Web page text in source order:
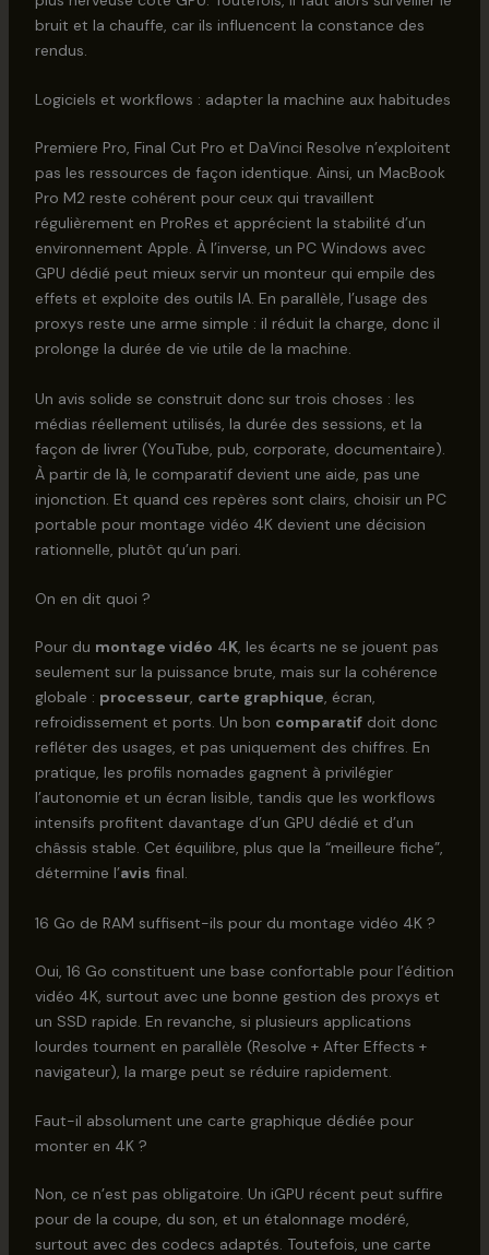
bruit et la chauffe, car ils influencent la constance des
rendus.
Logiciels et workflows : adapter la machine aux habitudes
Premiere Pro, Final Cut Pro et DaVinci Resolve n’exploitent
pas les ressources de façon identique. Ainsi, un MacBook
Pro M2 reste cohérent pour ceux qui travaillent
régulièrement en ProRes et apprécient la stabilité d’un
environnement Apple. À l’inverse, un PC Windows avec
GPU dédié peut mieux servir un monteur qui empile des
effets et exploite des outils IA. En parallèle, l’usage des
proxys reste une arme simple : il réduit la charge, donc il
prolonge la durée de vie utile de la machine.
Un avis solide se construit donc sur trois choses : les
médias réellement utilisés, la durée des sessions, et la
façon de livrer (YouTube, pub, corporate, documentaire).
À partir de là, le comparatif devient une aide, pas une
injonction. Et quand ces repères sont clairs, choisir un PC
portable pour montage vidéo 4K devient une décision
rationnelle, plutôt qu’un pari.
On en dit quoi ?
Pour du montage vidéo 4K, les écarts ne se jouent pas
seulement sur la puissance brute, mais sur la cohérence
globale : processeur, carte graphique, écran,
refroidissement et ports. Un bon comparatifdoit donc
refléter des usages, et pas uniquement des chiffres. En
pratique, les profils nomades gagnent à privilégier
l’autonomie et un écran lisible, tandis que les workflows
intensifs profitent davantage d’un GPU dédié et d’un
châssis stable. Cet équilibre, plus que la “meilleure fiche”,
détermine l’avis final.
16 Go de RAM suffisent-ils pour du montage vidéo 4K ?
Oui, 16 Go constituent une base confortable pour l’édition
vidéo 4K, surtout avec une bonne gestion des proxys et
un SSD rapide. En revanche, si plusieurs applications
lourdes tournent en parallèle (Resolve + After Effects +
navigateur), la marge peut se réduire rapidement.
Faut-il absolument une carte graphique dédiée pour
monter en 4K ?
Non, ce n’est pas obligatoire. Un iGPU récent peut suffire
pour de la coupe, du son, et un étalonnage modéré,
surtout avec des codecs adaptés. Toutefois, une carte